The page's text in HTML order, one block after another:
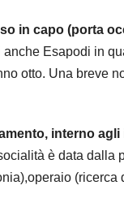
in capo (porta
Esapodi in
otto. Una breve
interno agli
è data dalla